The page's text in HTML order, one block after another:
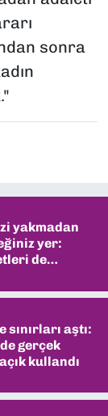
sonra
yakmadan
yer:
de
sınırları aştı:
gerçek
kullandı